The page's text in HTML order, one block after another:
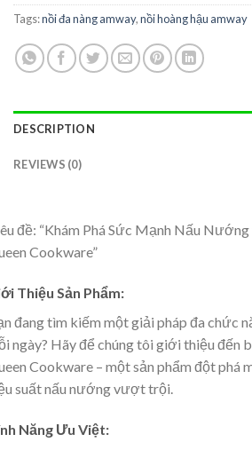
Tags:nồi đa nàng amway,nồi hoàng hậu amway
DESCRIPTION
REVIEWS (0)
đề: “Khám Phá Sức Mạnh Nấu
Cookware”
Thiệu Sản Phẩm:
đang tìm kiếm một giải pháp đa chức
ngày? Hãy để chúng tôi giới thiệu đến
Cookware – một sản phẩm đột phá
suất nấu nướng vượt trội.
Năng Ưu Việt: